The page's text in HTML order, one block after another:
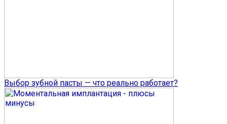
Выбор зубной пасты — что реально работает?